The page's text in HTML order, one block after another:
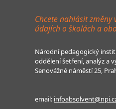
Chcete nahlásit změny
údajích o školách a
Národní pedagogický
oddělení šetření, analýz a
Senovážné náměstí 25,
email: